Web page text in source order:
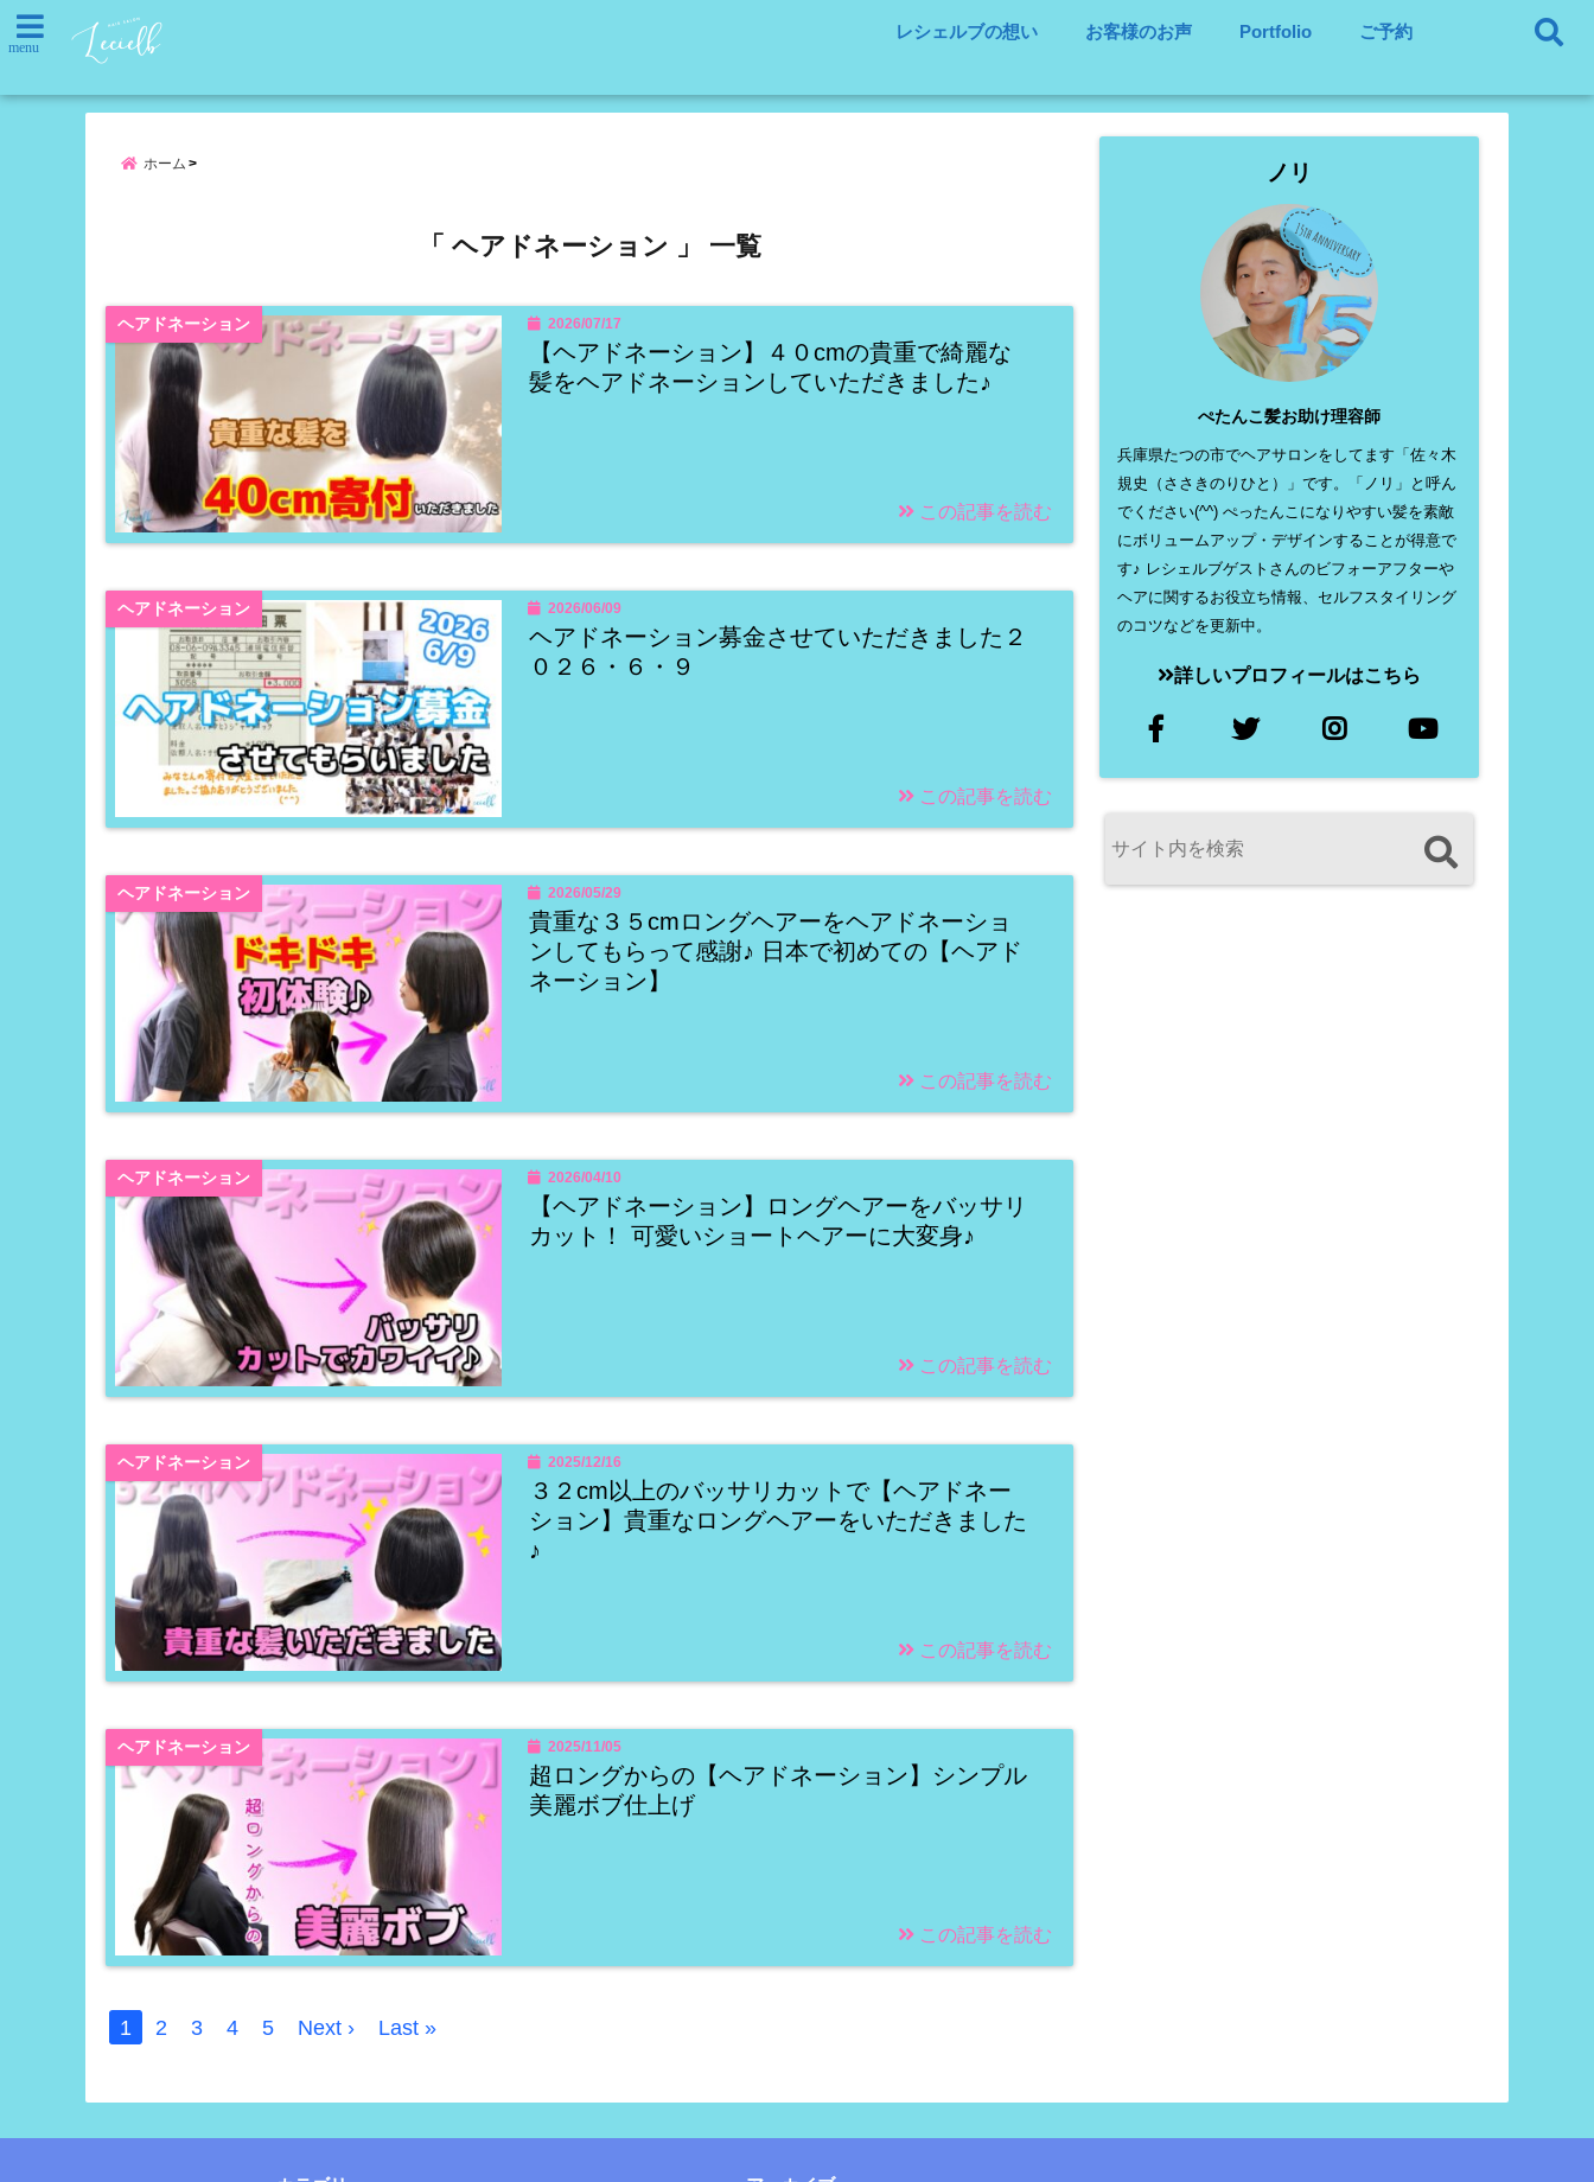
menu
レシェルブの想い お客様のお声 Portfolio ご予約
ホーム
「 ヘアドネーション 」 一覧
ヘアドネーション 2026/07/17
【ヘアドネーション】４０cmの貴重で綺麗な
髪をヘアドネーションしていただきました♪
この記事を読む
ヘアドネーション 2026/06/09
ヘアドネーション募金させていただきました２
０２６・６・９
この記事を読む
ヘアドネーション 2026/05/29
貴重な３５cmロングヘアーをヘアドネーショ
ンしてもらって感謝♪ 日本で初めての【ヘアド
ネーション】
この記事を読む
ヘアドネーション 2026/04/10
【ヘアドネーション】ロングヘアーをバッサリ
カット！ 可愛いショートヘアーに大変身♪
この記事を読む
ヘアドネーション 2025/12/16
３２cm以上のバッサリカットで【ヘアドネー
ション】貴重なロングヘアーをいただきました
♪
この記事を読む
ヘアドネーション 2025/11/05
超ロングからの【ヘアドネーション】シンプル
美麗ボブ仕上げ
この記事を読む
1 2 3 4 5 Next › Last »
ノリ
ぺたんこ髪お助け理容師
兵庫県たつの市でヘアサロンをしてます「佐々木
規史（ささきのりひと）」です。「ノリ」と呼ん
でください(^^) ぺったんこになりやすい髪を素敵
にボリュームアップ・デザインすることが得意で
す♪ レシェルブゲストさんのビフォーアフターや
ヘアに関するお役立ち情報、セルフスタイリング
のコツなどを更新中。
詳しいプロフィールはこちら